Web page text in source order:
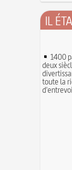
IL
1400
deux
toute la